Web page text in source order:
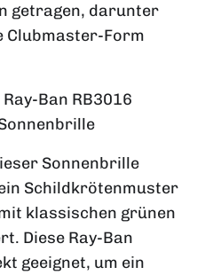
getragen, darunter
Clubmaster-Form
Ban RB3016
Sonnenbrille
Schildkrötenmuster
klassischen grünen
Diese Ray-Ban
geeignet, um ein